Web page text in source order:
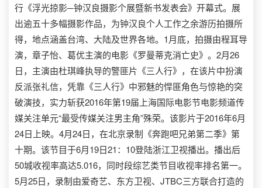
行《浮光掠影─钟汉良摄影个展暨新书发表会》开幕式。展
出逾五十多幅摄影作品，为钟汉良个人工作之余游历拍摄所
得，地点涵盖台湾、大陆及世界各地。1月底，拍摄由程耳导
演，章子怡、葛优主演的电影《罗曼蒂克消亡史》。2月26
日，主演由杜琪峰执导的警匪片《三人行》，在该片中扮演
反派张礼信，凭靠《三人行》中邪魅的悍匪角色与惊艳的突
破演技，实力斩获2016年第19届上海国际电影节电影频道传
媒关注单元“最受传媒关注男主角”殊荣。该影片于2016年6月
24日上映。4月24日，在北京录制《奔跑吧兄弟第二季》第
十期。该节目于6月19日21：10登陆浙江卫视播出。播出后
50城收视率高达5.016，同时段综艺类节目收视率排名第一。
5月25日，录制由爱奇艺、东方卫视、JTBC三方联合打造的